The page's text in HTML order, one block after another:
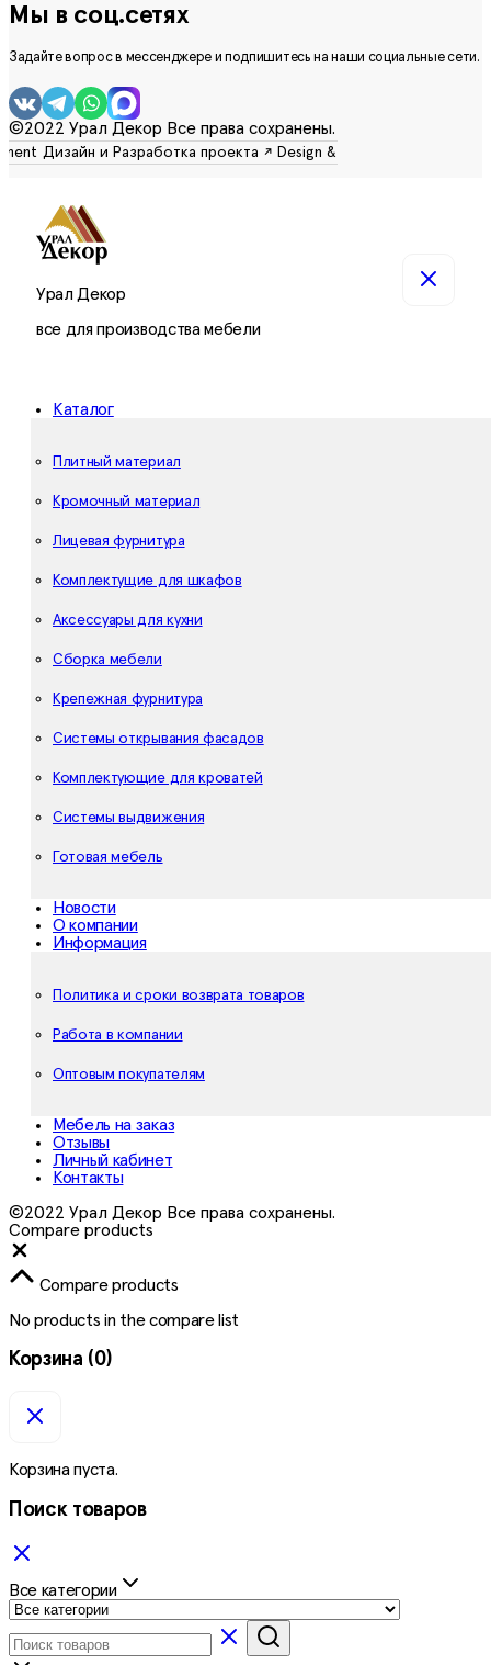
Мы в соц.сетях
Задайте вопрос в мессенджере и подпишитесь на наши социальные сети.
©2022 Урал Декор Все права сохранены.
Урал Декор
все для производства мебели
Каталог
Плитный материал
Кромочный материал
Лицевая фурнитура
Комплектущие для шкафов
Аксессуары для кухни
Сборка мебели
Крепежная фурнитура
Системы открывания фасадов
Комплектующие для кроватей
Системы выдвижения
Готовая мебель
Новости
О компании
Информация
Политика и сроки возврата товаров
Работа в компании
Оптовым покупателям
Мебель на заказ
Отзывы
Личный кабинет
Контакты
©2022 Урал Декор Все права сохранены.
Compare products
Compare products
No products in the compare list
Корзина (0)
Корзина пуста.
Поиск товаров
Все категории